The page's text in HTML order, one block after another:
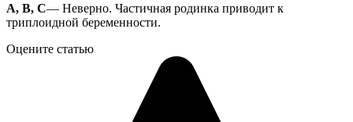
A, B, C— Неверно. Частичная родинка приводит к
триплоидной беременности.
Оцените статью